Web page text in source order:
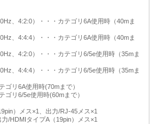
、4:2:0）・・・カテゴリ6A使用時（40mま
、4:4:4）・・・カテゴリ6A使用時（40mま
、4:2:0）・・・カテゴリ6/5e使用時（35mま
、4:4:4）・・・カテゴリ6/5e使用時（35mま
ゴリ6A使用時(70mまで）
ゴリ6/5e使用時(60mまで）
）メス×1、出力/RJ-45メス×1
/HDMIタイプA（19pin）メス×1